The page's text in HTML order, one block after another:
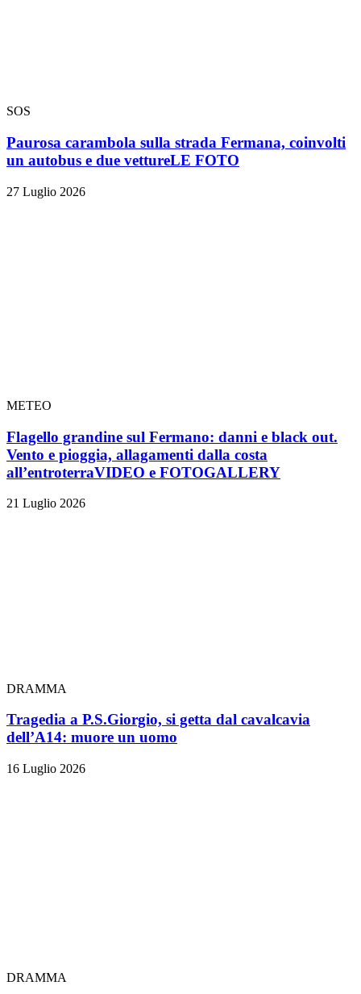
SOS
Paurosa carambola sulla strada Fermana, coinvolti
un autobus e due vettureLE FOTO
27 Luglio 2026
METEO
Flagello grandine sul Fermano: danni e black out.
Vento e pioggia, allagamenti dalla costa
all’entroterraVIDEO e FOTOGALLERY
21 Luglio 2026
DRAMMA
Tragedia a P.S.Giorgio, si getta dal cavalcavia
dell’A14: muore un uomo
16 Luglio 2026
DRAMMA